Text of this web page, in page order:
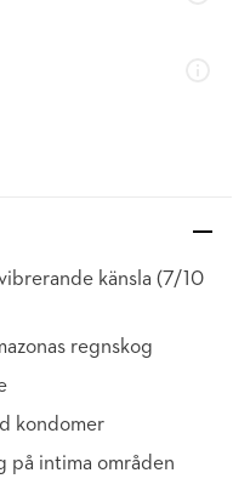
känsla (7/10
regnskog
kondomer
på intima områden